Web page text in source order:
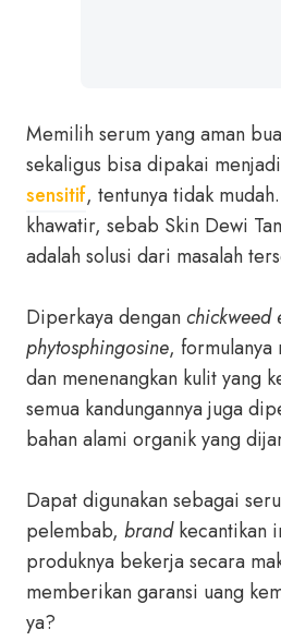
Memilih serum yang aman
sekaligus bisa dipakai menjadi
sensitif, tentunya tidak
khawatir, sebab Skin Dewi
adalah solusi dari masalah
Diperkaya denganchickweed
phytosphingosine, formulanya
dan menenangkan kulit yang
semua kandungannya juga
bahan alami organik yang
Dapat digunakan sebagai
pelembab, brandkecantikan
produknya bekerja secara
memberikan garansi uang
ya?